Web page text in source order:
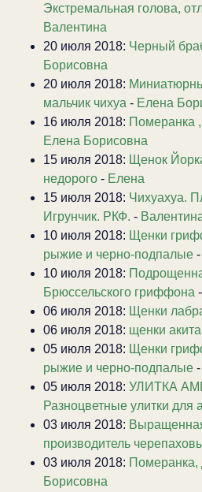
Экстремальная голова,
Валентина
20 июля 2018: Черный
Борисовна
20 июля 2018:
мальчик чихуа - Елена
16 июля 2018: Померанка
Елена Борисовна
15 июля 2018: Щенок
недорого - Елена
15 июля 2018: Чихуахуа.
Игрунчик. РКФ. -
10 июля 2018: Щенки
рыжие и черно-подпалые -
10 июля 2018:
Брюссельского гриффона -
06 июля 2018: Щенки
06 июля 2018: щенки
05 июля 2018: Щенки
рыжие и черно-подпалые -
05 июля 2018: УЛИТКА
Разноцветные улитки для
03 июля 2018:
производитель
03 июля 2018: Померанка,
Борисовна